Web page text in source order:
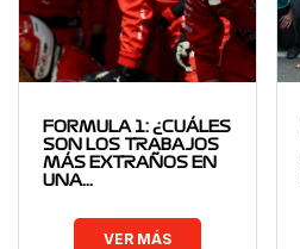
FORMULA 1: ¿CUÁLES
SON LOS TRABAJOS
MÁS EXTRAÑOS EN
UNA…
VER MÁS